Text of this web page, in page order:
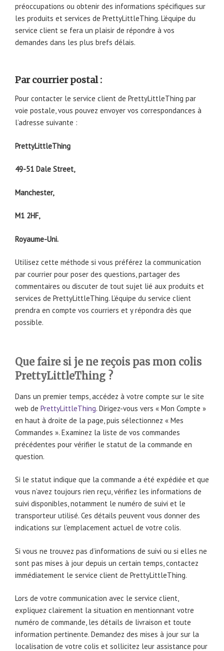
préoccupations ou obtenir des informations spécifiques sur
les produits et services de PrettyLittleThing. L’équipe du
service client se fera un plaisir de répondre à vos
demandes dans les plus brefs délais.
Par courrier postal :
Pour contacter le service client de PrettyLittleThing par
voie postale, vous pouvez envoyer vos correspondances à
l’adresse suivante :
PrettyLittleThing
49-51 Dale Street,
Manchester,
M1 2HF,
Royaume-Uni.
Utilisez cette méthode si vous préférez la communication
par courrier pour poser des questions, partager des
commentaires ou discuter de tout sujet lié aux produits et
services de PrettyLittleThing. L’équipe du service client
prendra en compte vos courriers et y répondra dès que
possible.
Que faire si je ne reçois pas mon colis
PrettyLittleThing ?
Dans un premier temps, accédez à votre compte sur le site
web de PrettyLittleThing. Dirigez-vous vers « Mon Compte »
en haut à droite de la page, puis sélectionnez « Mes
Commandes ». Examinez la liste de vos commandes
précédentes pour vérifier le statut de la commande en
question.
Si le statut indique que la commande a été expédiée et que
vous n’avez toujours rien reçu, vérifiez les informations de
suivi disponibles, notamment le numéro de suivi et le
transporteur utilisé. Ces détails peuvent vous donner des
indications sur l’emplacement actuel de votre colis.
Si vous ne trouvez pas d’informations de suivi ou si elles ne
sont pas mises à jour depuis un certain temps, contactez
immédiatement le service client de PrettyLittleThing.
Lors de votre communication avec le service client,
expliquez clairement la situation en mentionnant votre
numéro de commande, les détails de livraison et toute
information pertinente. Demandez des mises à jour sur la
localisation de votre colis et sollicitez leur assistance pour